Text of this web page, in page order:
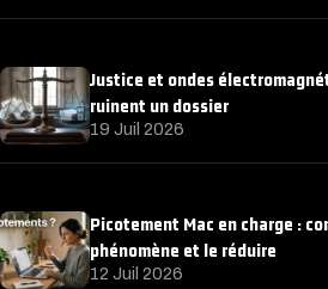
Justice et ondes
ruinent un dossier
19 Juil 2026
Picotement Mac en charge :
phénomène et le réduire
12 Juil 2026